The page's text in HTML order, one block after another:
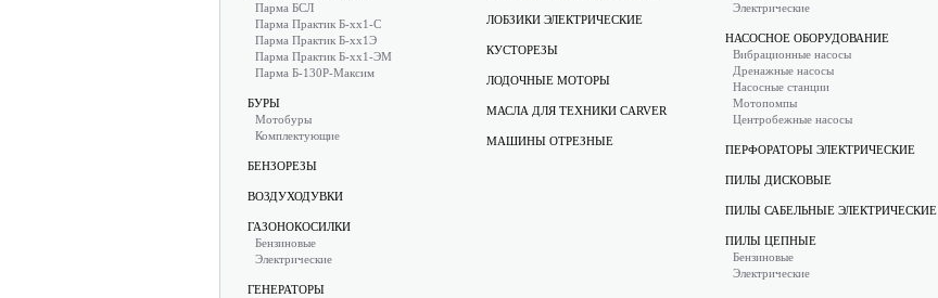
Парма БСЛ
Парма Практик Б-хх1-С
Парма Практик Б-хх1Э
Парма Практик Б-хх1-ЭМ
Парма Б-130Р-Максим
БУРЫ
Мотобуры
Комплектующие
БЕНЗОРЕЗЫ
ВОЗДУХОДУВКИ
ГАЗОНОКОСИЛКИ
Бензиновые
Электрические
ГЕНЕРАТОРЫ
ЛОБЗИКИ ЭЛЕКТРИЧЕСКИЕ
КУСТОРЕЗЫ
ЛОДОЧНЫЕ МОТОРЫ
МАСЛА ДЛЯ ТЕХНИКИ CARVER
МАШИНЫ ОТРЕЗНЫЕ
Электрические
НАСОСНОЕ ОБОРУДОВАНИЕ
Вибрационные насосы
Дренажные насосы
Насосные станции
Мотопомпы
Центробежные насосы
ПЕРФОРАТОРЫ ЭЛЕКТРИЧЕСКИЕ
ПИЛЫ ДИСКОВЫЕ
ПИЛЫ САБЕЛЬНЫЕ ЭЛЕКТРИЧЕСКИЕ
ПИЛЫ ЦЕПНЫЕ
Бензиновые
Электрические